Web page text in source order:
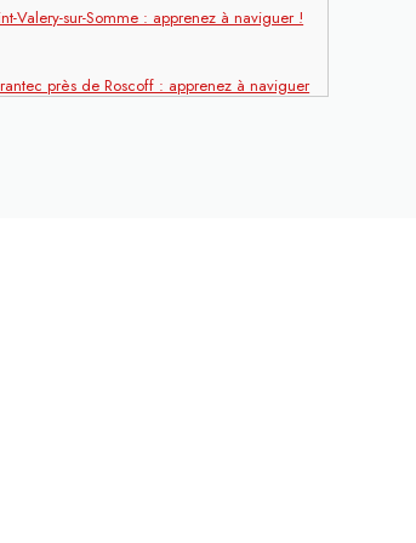
Valery-sur-Somme : apprenez à naviguer !
près de Roscoff : apprenez à naviguer
: apprenez à naviguer ! (2026)
: apprenez à naviguer ! (2026)